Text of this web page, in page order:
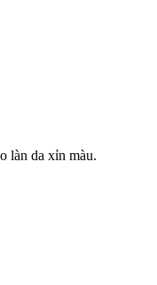
làn da xỉn màu.